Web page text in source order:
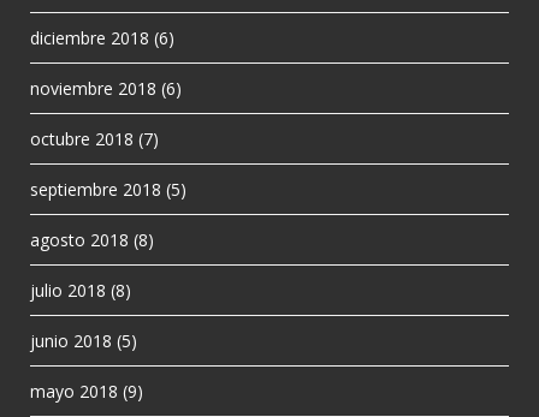
diciembre 2018 (6)
noviembre 2018 (6)
octubre 2018 (7)
septiembre 2018 (5)
agosto 2018 (8)
julio 2018 (8)
junio 2018 (5)
mayo 2018 (9)